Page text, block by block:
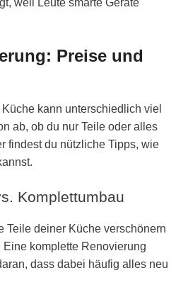
Preise und
kann unterschiedlich viel
ab, ob du nur Teile oder alles
findest du nützliche Tipps, wie
Komplettumbau
Teile deiner Küche verschönern
komplette Renovierung
dass dabei häufig alles neu